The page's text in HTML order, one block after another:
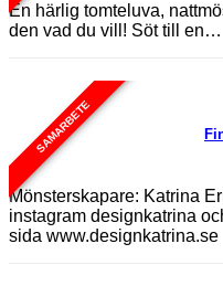
En härlig tomteluva,
den vad du vill! Söt till en…
SAMARBETE
Mönsterskapare: Katrina
instagram designkatrina
sida www.designkatrina.se